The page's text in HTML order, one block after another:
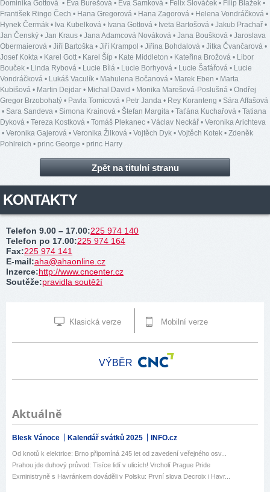
Dominika Gottová • Eva Burešová • Eva Samková • Felix Slováček • Filip Blažek •
František Ringo Čech • Hana Gregorová • Hana Zagorová • Helena Vondráčková •
Hynek Čermák • Iva Kubelková • Ivana Gottová • Iveta Bartošová • Jakub Prachař •
Jan Čenský • Jan Kraus • Jana Adamcová Nováková • Jana Boušková • Jaroslava
Obermaierová • Jiří Bartoška • Jiří Krampol • Jiřina Bohdalová • Jitka Čvančarová •
Josef Kokta • Karel Gott• Karel Šíp • Kate Middleton • Kateřina Brožová • Libor
Bouček • Linda Rybová • Lucie Bílá • Lucie Borhyová • Lucie Šafářová • Lucie
Vondráčková • Lukáš Vaculík • Mahulena Bočanová • Marek Eben • Marta
Kubišová • Martin Dejdar • Michal David • Monika Marešová-Poslušná • Ondřej
Gregor Brzobohatý • Pavla Tomicová • Petr Janda • Rey Koranteng • Sára Affašová
• Sara Sandeva • Simona Krainová • Štefan Margita • Taťána Kuchařová • Tatiana
Dyková • Tereza Kostková • Tomáš Plekanec • Václav Neckář • Veronika Arichteva
• Veronika Gajerová • Veronika Žilková • Vojtěch Dyk • Vojtěch Kotek • Zdeněk
Pohlreich • princ George • princ Harry
Zpět na titulní stranu
KONTAKTY
Telefon 9.00 – 17.00:225 974 140
Telefon po 17.00:225 974 164
Fax:225 974 141
E-mail:aha@ahaonline.cz
Inzerce:http://www.cncenter.cz
Soutěže:pravidla soutěží
Klasická verze Mobilní verze
VÝBĚR
Aktuálně
Blesk Vánoce Kalendář svátků 2025 INFO.cz
Od knotů k elektrice: Brno připomíná 245 let od zavedení veřejného osv...
Prahou jde duhový průvod: Tisíce lidí v ulicích! Vrcholí Prague Pride
Exministryně s Havránkem dováděli v Polsku: První slova Decroix i Havr...